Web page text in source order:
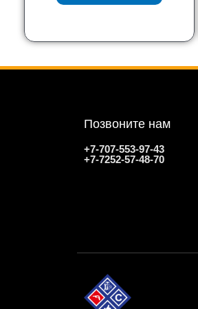
Позвоните нам
+7-707-553-97-43
+7-7252-57-48-70